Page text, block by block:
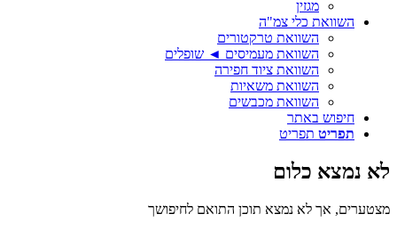
מגזין
השוואת כלי צמ"ה
השוואת טרקטורים
השוואת מעמיסים ◄ שופלים
השוואת ציוד חפירה
השוואת משאיות
השוואת מכבשים
חיפוש באתר
תפריט תפריט
לא נמצא כלום
מצטערים, אך לא נמצא תוכן התואם לחיפושך